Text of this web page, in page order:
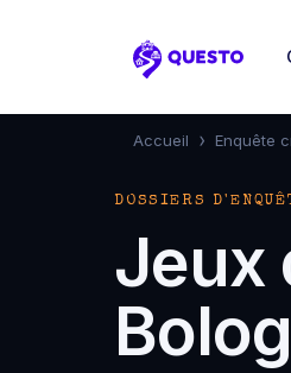
Questo
Accueil › Enquête
DOSSIERS
Jeux